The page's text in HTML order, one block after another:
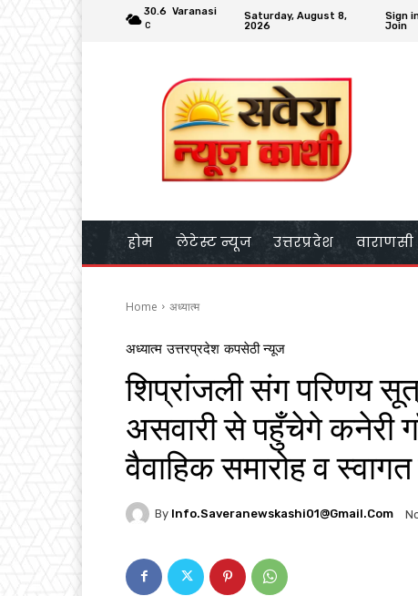
30.6
C
Varanasi
Saturday, August 8,
2026
Sign
Join
होम लेटेस्ट न्यूज उत्तरप्रदेश वाराणसी
Home अध्यात्म
अध्यात्म उत्तरप्रदेश कपसेठी न्यूज
शिप्रांजली संग परिणय
असवारी से पहुँचेगे कनेरी
वैवाहिक समारोह व
By Info.saveranewskashi01@gmail.com